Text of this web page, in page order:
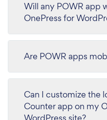
Will any POWR app
OnePress for
Are POWR apps
Can I customize the
Counter app on my